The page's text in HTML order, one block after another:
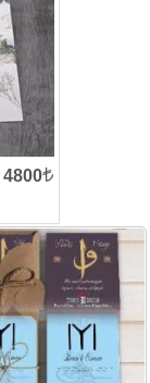
4800